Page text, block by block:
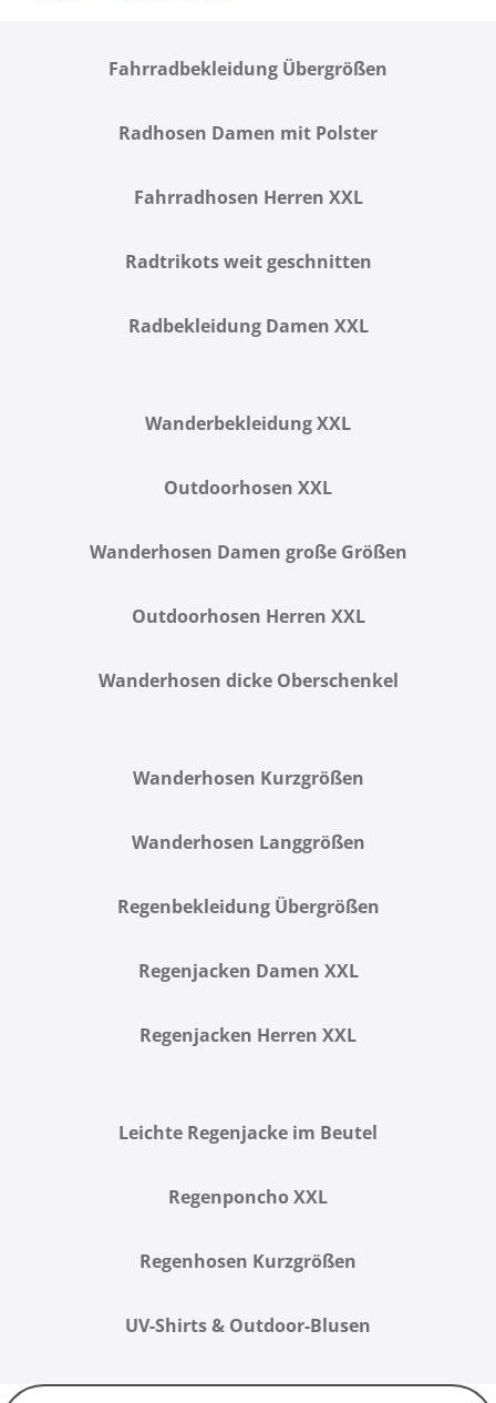
Fahrradbekleidung Übergrößen
Radhosen Damen mit Polster
Fahrradhosen Herren XXL
Radtrikots weit geschnitten
Radbekleidung Damen XXL
Wanderbekleidung XXL
Outdoorhosen XXL
Wanderhosen Damen große Größen
Outdoorhosen Herren XXL
Wanderhosen dicke Oberschenkel
Wanderhosen Kurzgrößen
Wanderhosen Langgrößen
Regenbekleidung Übergrößen
Regenjacken Damen XXL
Regenjacken Herren XXL
Leichte Regenjacke im Beutel
Regenponcho XXL
Regenhosen Kurzgrößen
UV-Shirts & Outdoor-Blusen